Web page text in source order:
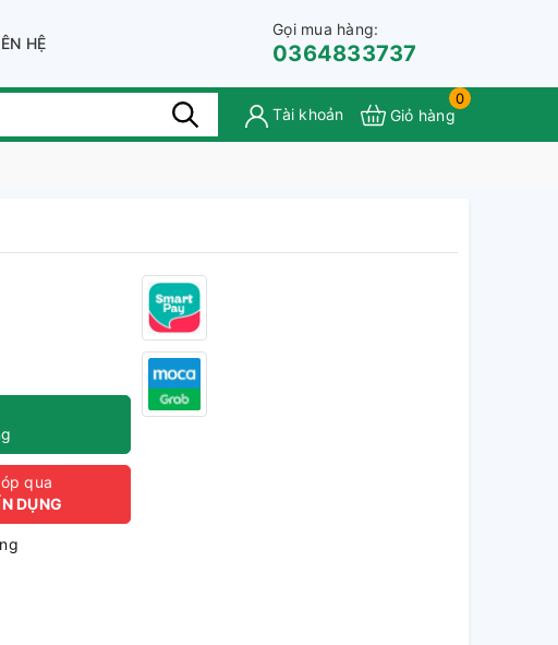
HỆ
Gọi mua hàng:
0364833737
Tài khoản
0
Giỏ hàng
qua
DỤNG